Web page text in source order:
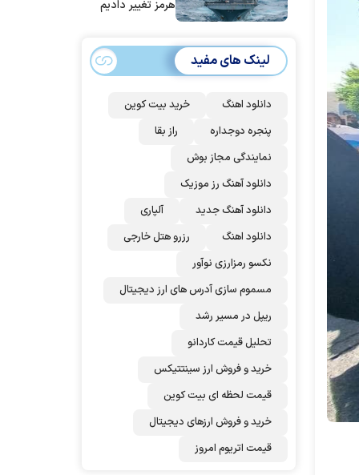
هرمز تغییر دادیم
لینک های مفید
دانلود اهنگ
خرید بیت کوین
پنجره دوجداره
راز بقا
نمایندگی مجاز بوش
دانلود آهنگ رز‌ موزیک
دانلود آهنگ جدید
آلپاری
دانلود اهنگ
رزرو هتل خارجی
نکسو رمزارزی نوآور
مسموم سازی آدرس های ارز دیجیتال
ریپل در مسیر رشد
تحلیل قیمت کاردانو
خرید و فروش ارز سینتتیکس
قیمت لحظه ای بیت کوین
خرید و فروش ارزهای دیجیتال
قیمت اتریوم امروز